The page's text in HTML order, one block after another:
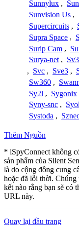
Sunnylux ,
Sunvision Us ,
Supercircuits ,
Supra Space ,
Surip Cam ,
Surya-net ,
, Svc , Sve3 ,
Sw360 ,
Sy2l , Sygonix
Syny-snc ,
Systoda ,
Thêm Nguồn
* iSpyConnect không
sản phẩm của Silent
là do cộng đồng cung
hoặc đã lỗi thời. Chúng
kết nào rằng bạn sẽ có
URL này.
Quay lại đầu trang